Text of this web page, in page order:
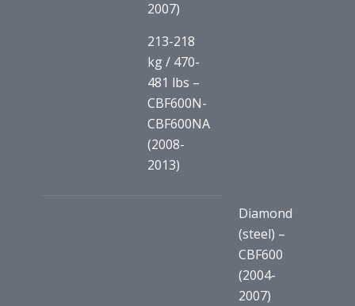
2007)
213-218
kg / 470-
481 lbs –
CBF600N-
CBF600NA
(2008-
2013)
Diamond
(steel) –
CBF600
(2004-
2007)